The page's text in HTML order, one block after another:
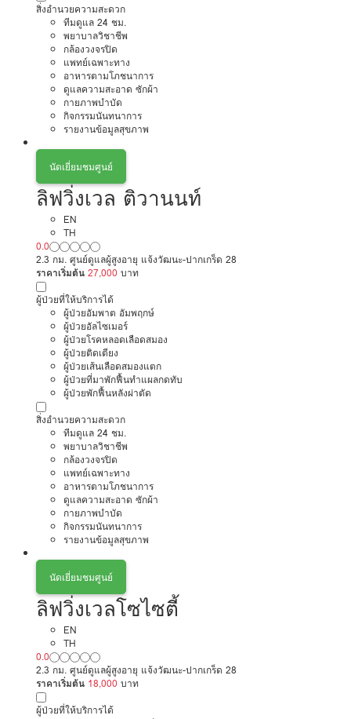
สิ่งอำนวยความสะดวก
ทีมดูแล 24 ชม.
พยาบาลวิชาชีพ
กล้องวงจรปิด
แพทย์เฉพาะทาง
อาหารตามโภชนาการ
ดูแลความสะอาด ซักผ้า
กายภาพบำบัด
กิจกรรมนันทนาการ
รายงานข้อมูลสุขภาพ
นัดเยี่ยมชมศูนย์
ลิฟวิ่งเวล ติวานนท์
EN
TH
0.0
2.3 กม. ศูนย์ดูแลผู้สูงอายุ แจ้งวัฒนะ-ปากเกร็ด 28
ราคาเริ่มต้น 27,000 บาท
ผู้ป่วยที่ให้บริการได้
ผู้ป่วยอัมพาต อัมพฤกษ์
ผู้ป่วยอัลไซเมอร์
ผู้ป่วยโรคหลอดเลือดสมอง
ผู้ป่วยติดเตียง
ผู้ป่วยเส้นเลือดสมองแตก
ผู้ป่วยที่มาพักฟื้นทำแผลกดทับ
ผู้ป่วยพักฟื้นหลังผ่าตัด
สิ่งอำนวยความสะดวก
ทีมดูแล 24 ชม.
พยาบาลวิชาชีพ
กล้องวงจรปิด
แพทย์เฉพาะทาง
อาหารตามโภชนาการ
ดูแลความสะอาด ซักผ้า
กายภาพบำบัด
กิจกรรมนันทนาการ
รายงานข้อมูลสุขภาพ
นัดเยี่ยมชมศูนย์
ลิฟวิ่งเวลโซไซตี้
EN
TH
0.0
2.3 กม. ศูนย์ดูแลผู้สูงอายุ แจ้งวัฒนะ-ปากเกร็ด 28
ราคาเริ่มต้น 18,000 บาท
ผู้ป่วยที่ให้บริการได้